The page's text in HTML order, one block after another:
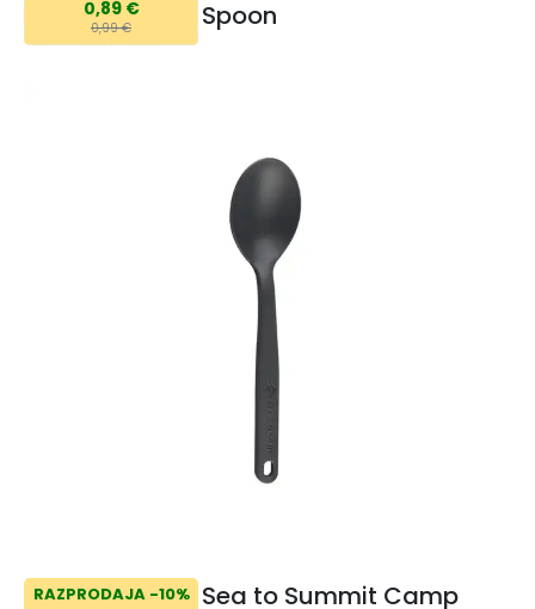
0,89 €
0,99 € Spoon
RAZPRODAJA -10%
Sea to Summit Camp